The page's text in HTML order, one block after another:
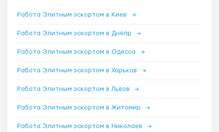
Работа Элитным эскортом в Киев →
Работа Элитным эскортом в Днепр →
Работа Элитным эскортом в Одесса →
Работа Элитным эскортом в Харьков →
Работа Элитным эскортом в Львов →
Работа Элитным эскортом в Житомир →
Работа Элитным эскортом в Николаев →